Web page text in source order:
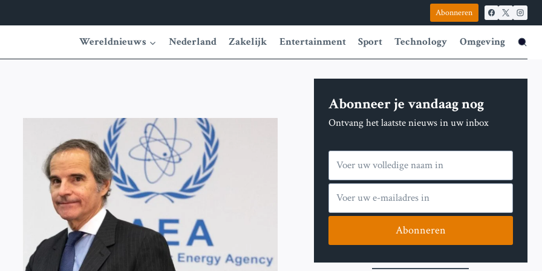
Abonneren
Wereldnieuws Nederland Zakelijk Entertainment Sport Technology Omgeving
Abonneer je vandaag nog
Ontvang het laatste nieuws in uw inbox
Abonneren